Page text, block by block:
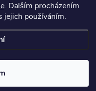
. Dalším procházením
jejich používáním.
. Všechna práva vyhrazena.